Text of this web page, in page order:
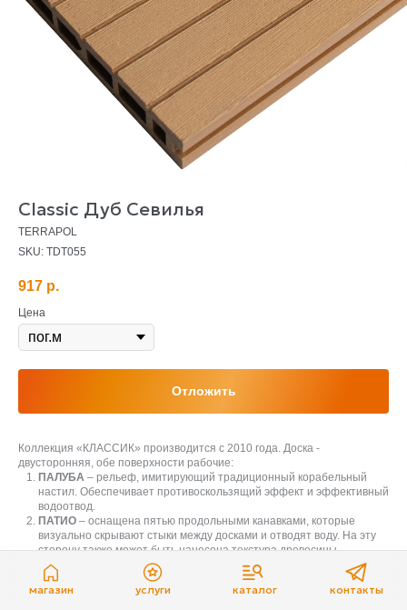
магазин услуги каталог контакты
Classic Дуб Севилья
TERRAPOL
SKU: TDT055
917 р.
Цена
Отложить
Коллекция «КЛАССИК» производится с 2010 года. Доска -
двусторонняя, обе поверхности рабочие:
ПАЛУБА – рельеф, имитирующий традиционный корабельный
настил. Обеспечивает противоскользящий эффект и эффективный
водоотвод.
ПАТИО – оснащена пятью продольными канавками, которые
визуально скрывают стыки между досками и отводят воду. На эту
сторону также может быть нанесена текстура древесины
«КАНТРИ».
Важно:Учитывайте, что итоговый цвет изделия может незначительно